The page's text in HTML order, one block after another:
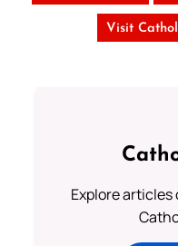
Visit
Explore